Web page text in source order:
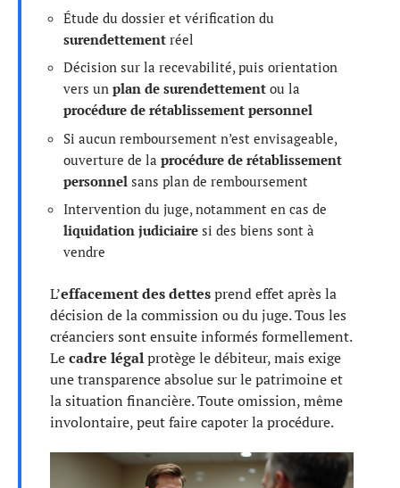
Étude du dossier et vérification du
surendettement réel
Décision sur la recevabilité, puis orientation
vers un plan de surendettement ou la
procédure de rétablissement personnel
Si aucun remboursement n’est envisageable,
ouverture de la procédure de rétablissement
personnel sans plan de remboursement
Intervention du juge, notamment en cas de
liquidation judiciaire si des biens sont à
vendre
L’effacement des dettesprend effet après la
décision de la commission ou du juge. Tous les
créanciers sont ensuite informés formellement.
Lecadre légalprotège le débiteur, mais exige
une transparence absolue sur le patrimoine et
la situation financière. Toute omission, même
involontaire, peut faire capoter la procédure.